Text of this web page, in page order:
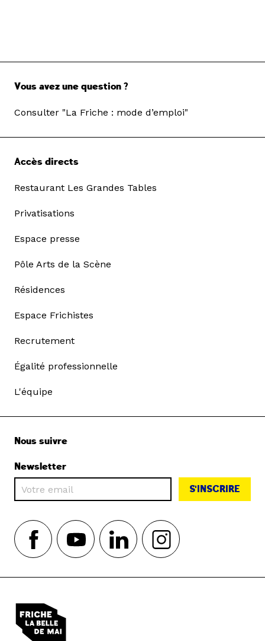
Vous avez une question ?
Consulter "La Friche : mode d’emploi"
Accès directs
Restaurant Les Grandes Tables
Privatisations
Espace presse
Pôle Arts de la Scène
Résidences
Espace Frichistes
Recrutement
Égalité professionnelle
L'équipe
Nous suivre
Newsletter
S'INSCRIRE